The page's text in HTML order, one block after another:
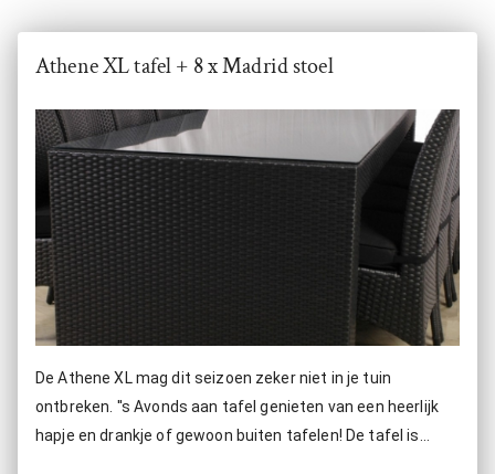
Athene XL tafel + 8 x Madrid stoel
De Athene XL mag dit seizoen zeker niet in je tuin
ontbreken. ''s Avonds aan tafel genieten van een heerlijk
hapje en drankje of gewoon buiten tafelen! De tafel is